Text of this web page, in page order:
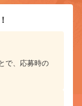
で、応募時の